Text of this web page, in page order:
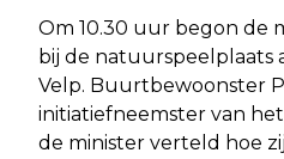
Om 10.30 uur begon de
bij de natuurspeelplaats
Velp. Buurtbewoonster
initiatiefneemster van
de minister verteld hoe